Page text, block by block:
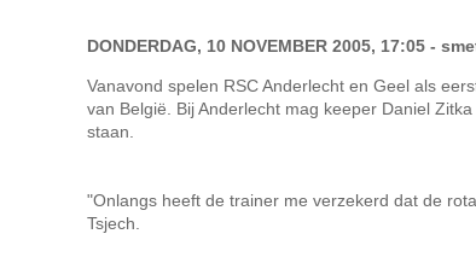
DONDERDAG, 10 NOVEMBER 2005, 17:05 -
Vanavond spelen RSC Anderlecht en Geel als
van België. Bij Anderlecht mag keeper Daniel
staan.
"Onlangs heeft de trainer me verzekerd dat de
Tsjech.